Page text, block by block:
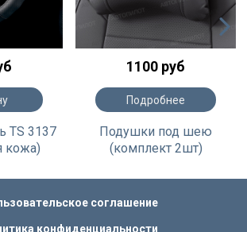
TS 3137
кожа)
1100 руб
Подробнее
Подушки под шею
(комплект 2шт)
соглашение
конфиденциальности